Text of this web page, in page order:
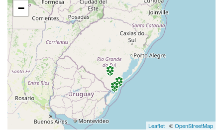
−
Leaflet | ©OpenStreetMap